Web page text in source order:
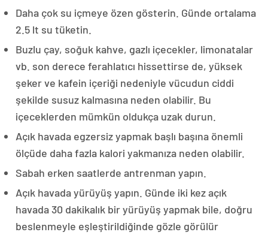
Daha çok su içmeye özen gösterin. Günde ortalama
2.5 lt su tüketin.
Buzlu çay, soğuk kahve, gazlı içecekler, limonatalar
vb. son derece ferahlatıcı hissettirse de, yüksek
şeker ve kafein içeriği nedeniyle vücudun ciddi
şekilde susuz kalmasına neden olabilir. Bu
içeceklerden mümkün oldukça uzak durun.
Açık havada egzersiz yapmak başlı başına önemli
ölçüde daha fazla kalori yakmanıza neden olabilir.
Sabah erken saatlerde antrenman yapın.
Açık havada yürüyüş yapın. Günde iki kez açık
havada 30 dakikalık bir yürüyüş yapmak bile, doğru
beslenmeyle eşleştirildiğinde gözle görülür